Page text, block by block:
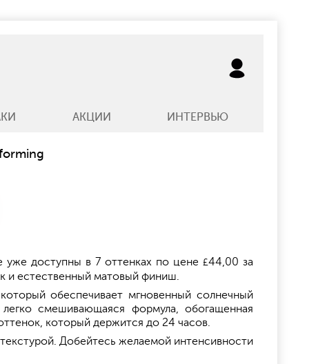
АКЦИИ ИНТЕРВЬЮ
доступны в 7 оттенках по цене £44,00 за
и естественный матовый финиш.
обеспечивает мгновенный солнечный
смешивающаяся формула, обогащенная
который держится до 24 часов.
Добейтесь желаемой интенсивности